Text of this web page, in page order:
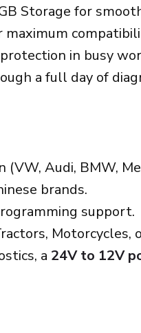
Storage for
maximum
in busy
a full day of
(VW, Audi, BMW,
brands.
support.
Motorcycles,
a 24V to 12V